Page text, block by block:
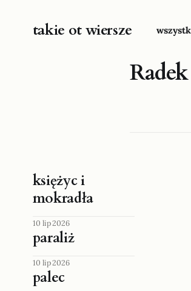
takie ot wiersze
księżyc i
mokradła
10 lip 2026
paraliż
10 lip 2026
palec